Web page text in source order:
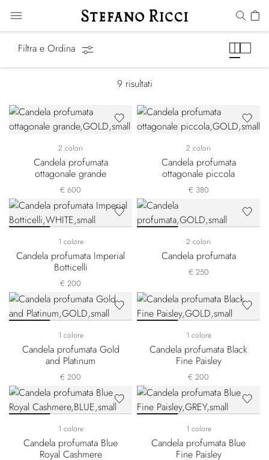
Filtra e Ordina
9 risultati
2 colori
Candela profumata
ottagonale grande
€ 600
2 colori
Candela profumata
ottagonale piccola
€ 380
1 colore
Candela profumata Imperial
Botticelli
€ 200
2 colori
Candela profumata
€ 250
1 colore
Candela profumata Gold
and Platinum
€ 200
1 colore
Candela profumata Black
Fine Paisley
€ 200
1 colore
Candela profumata Blue
Royal Cashmere
1 colore
Candela profumata Blue
Fine Paisley